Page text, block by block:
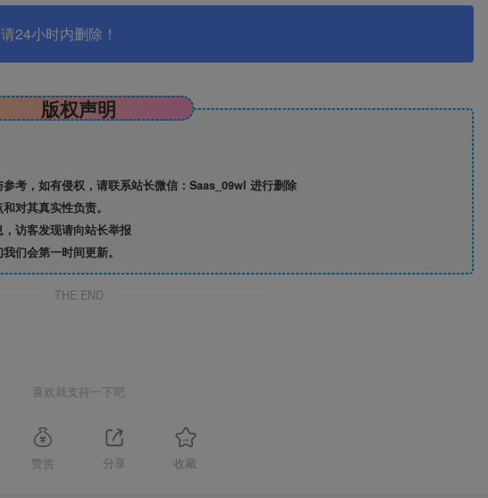
24小时内删除！
版权声明
考，如有侵权，请联系站长微信：Saas_09wl 进行删除
对其真实性负责。
访客发现请向站长举报
们会第一时间更新。
THE END
喜欢就支持一下吧
赞赏 分享 收藏